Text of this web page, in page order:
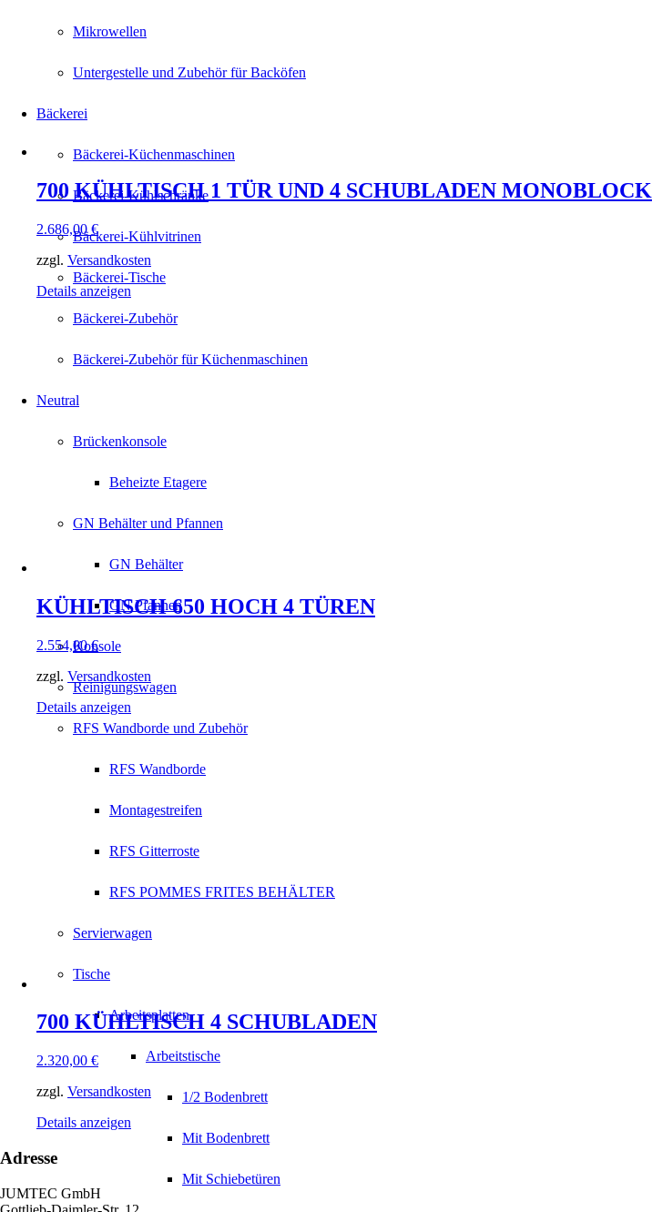
Mikrowellen
Untergestelle und Zubehör für Backöfen
Bäckerei
Bäckerei-Küchenmaschinen
Bäckerei-Kühlschränke
Bäckerei-Kühlvitrinen
Bäckerei-Tische
Bäckerei-Zubehör
Bäckerei-Zubehör für Küchenmaschinen
Neutral
Brückenkonsole
Beheizte Etagere
GN Behälter und Pfannen
GN Behälter
GN Pfannen
Konsole
Reinigungswagen
RFS Wandborde und Zubehör
RFS Wandborde
Montagestreifen
RFS Gitterroste
RFS POMMES FRITES BEHÄLTER
Servierwagen
Tische
Arbeitsplatten
Arbeitstische
1/2 Bodenbrett
Mit Bodenbrett
Mit Schiebetüren
700 KÜHLTISCH 1 TÜR UND 4 SCHUBLADEN MONOBLOCK
2.686,00€
zzgl. Versandkosten
Details anzeigen
KÜHLTISCH 650 HOCH 4 TÜREN
2.554,00€
zzgl. Versandkosten
Details anzeigen
700 KÜHLTISCH 4 SCHUBLADEN
2.320,00 €
zzgl. Versandkosten
Details anzeigen
Adresse
JUMTEC GmbH